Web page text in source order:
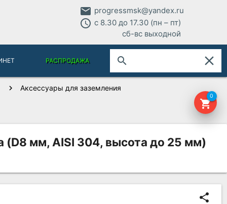
email progressmsk@yandex.ru
access_time с 8.30 до 17.30 (пн – пт)
сб-вс выходной
РАСПРОДАЖА search close
shopping_cart
0
Аксессуары для заземления
мм, AISI 304, высота до 25 мм)
share